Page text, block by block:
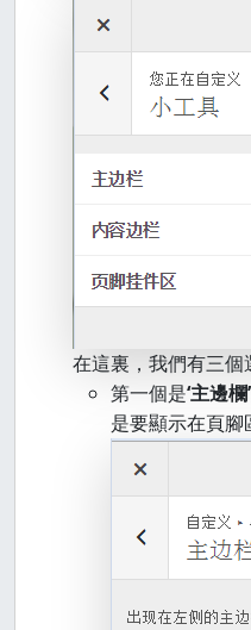
在這裏，我們有三個
第一個是‘主邊欄’
是要顯示在頁腳